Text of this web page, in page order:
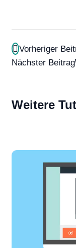
Vorheriger
Nächster Beitrag
Weitere